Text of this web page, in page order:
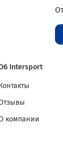
Intersport
компании